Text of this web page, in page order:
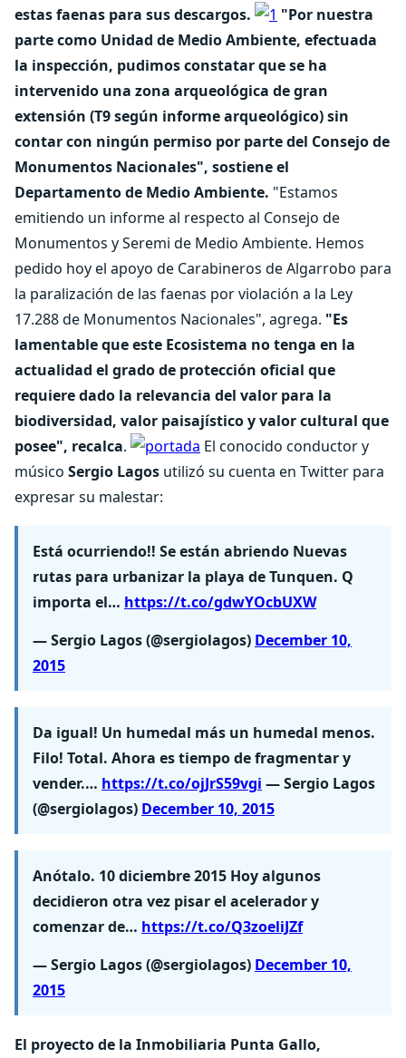
estas faenas para sus descargos.
"Por nuestra
parte como Unidad de Medio Ambiente, efectuada
la inspección, pudimos constatar que se ha
intervenido una zona arqueológica de gran
extensión (T9 según informe arqueológico) sin
contar con ningún permiso por parte del Consejo de
Monumentos Nacionales", sostiene el
Departamento de Medio Ambiente. "Estamos
emitiendo un informe al respecto al Consejo de
Monumentos y Seremi de Medio Ambiente. Hemos
pedido hoy el apoyo de Carabineros de Algarrobo para
la paralización de las faenas por violación a la Ley
17.288 de Monumentos Nacionales", agrega. "Es
lamentable que este Ecosistema no tenga en la
actualidad el grado de protección oficial que
requiere dado la relevancia del valor para la
biodiversidad, valor paisajístico y valor cultural que
posee", recalca.
El conocido conductor y
músico Sergio Lagos utilizó su cuenta en Twitter para
expresar su malestar:
Está ocurriendo!! Se están abriendo Nuevas
rutas para urbanizar la playa de Tunquen. Q
importa el… https://t.co/gdwYOcbUXW
— Sergio Lagos (@sergiolagos) December 10,
2015
Da igual! Un humedal más un humedal menos.
Filo! Total. Ahora es tiempo de fragmentar y
vender.… https://t.co/ojJrS59vgi — Sergio Lagos
(@sergiolagos) December 10, 2015
Anótalo. 10 diciembre 2015 Hoy algunos
decidieron otra vez pisar el acelerador y
comenzar de… https://t.co/Q3zoeliJZf
— Sergio Lagos (@sergiolagos) December 10,
2015
El proyecto de la Inmobiliaria Punta Gallo,